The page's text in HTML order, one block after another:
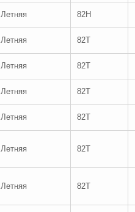
Летняя 82H
Летняя 82T
Летняя 82T
Летняя 82T
Летняя 82T
Летняя 82T
Летняя 82T